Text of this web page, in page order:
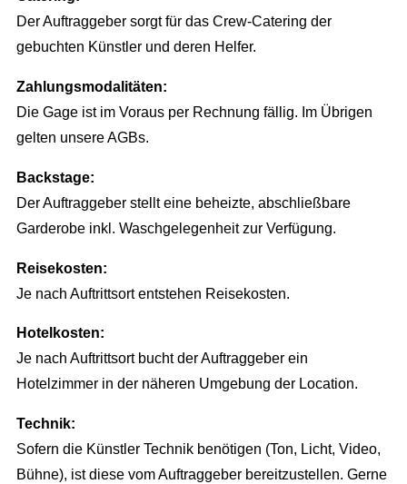
Richtungsweisend
Der Auftraggeber sorgt für das Crew-Catering der
gebuchten Künstler und deren Helfer.
Zahlungsmodalitäten:
Die Gage ist im Voraus per Rechnung fällig. Im Übrigen
gelten unsere AGBs.
Backstage:
Der Auftraggeber stellt eine beheizte, abschließbare
Garderobe inkl. Waschgelegenheit zur Verfügung.
Reisekosten:
Je nach Auftrittsort entstehen Reisekosten.
Hotelkosten:
Je nach Auftrittsort bucht der Auftraggeber ein
Hotelzimmer in der näheren Umgebung der Location.
Technik:
Sofern die Künstler Technik benötigen (Ton, Licht, Video,
Bühne), ist diese vom Auftraggeber bereitzustellen. Gerne